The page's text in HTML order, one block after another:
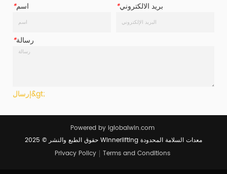
*اسم *بريد الالكتروني
*رسالة
إرسال&gt;
Powered by iglobalwin.com
حقوق الطبع والنشر © 2025 Winnerlifting معدات السلامة المحدودة
Privacy Policy
Terms and Conditions